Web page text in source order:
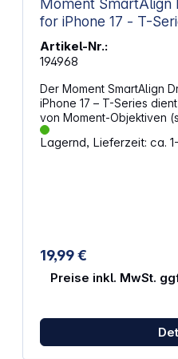
Moment SmartAlign
for iPhone 17 - T-
Artikel-Nr.:
194968
Der Moment SmartAlign
iPhone 17 – T-Series
von Moment-Objektiven
kompatiblen Moment-
erhältlich). Das
häufigem
Passgenauigkeit
ersetzt den
kompatibles Moment-
anbringen oder
abnutzt. Präzise Drop-In-Objektivhalterung zur
Lagernd, Lieferzeit: ca.
19,99 €
Preise inkl. MwSt.